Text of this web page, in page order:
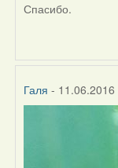
Спасибо.
Галя - 11.06.2016